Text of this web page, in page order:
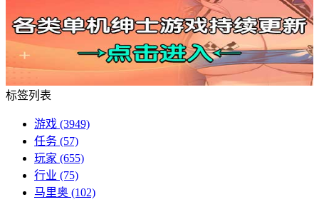
标签列表
游戏 (3949)
任务 (57)
玩家 (655)
行业 (75)
马里奥 (102)